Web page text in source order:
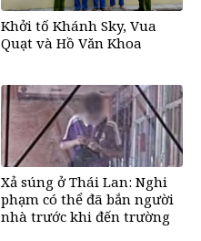
Khởi tố Khánh Sky, Vua
Quạt và Hồ Văn Khoa
Xả súng ở Thái Lan: Nghi
phạm có thể đã bắn người
nhà trước khi đến trường